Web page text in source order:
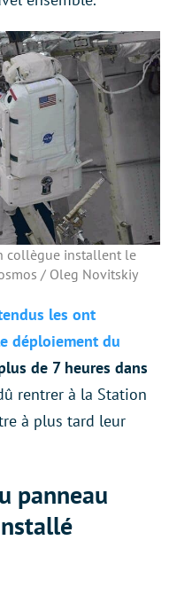
collègue installent le
/ Oleg Novitskiy
les ont
déploiement du
de 7 heures dans
rentrer à la Station
à plus tard leur
panneau